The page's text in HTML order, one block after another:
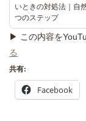
いときの対処法｜自
つのステップ
▶ この内容を
る
共有:
Facebook